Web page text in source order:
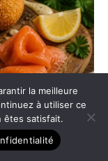
la meilleure
à utiliser ce
êtes satisfait.